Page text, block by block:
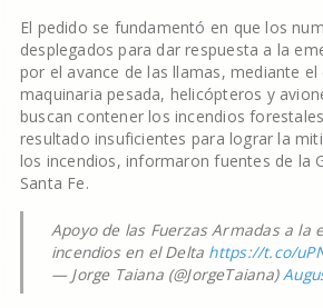
El pedido se fundamentó en que los
desplegados para dar respuesta a la
por el avance de las llamas, mediante
maquinaria pesada, helicópteros y
buscan contener los incendios
resultado insuficientes para lograr la
los incendios, informaron fuentes de la
Santa Fe.
Apoyo de las Fuerzas Armadas a la
incendios en el Delta https://t.co/
— Jorge Taiana (@JorgeTaiana)